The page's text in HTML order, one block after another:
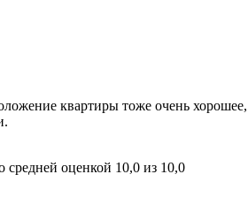
квартиры тоже очень хорошее,
средней оценкой 10,0 из 10,0